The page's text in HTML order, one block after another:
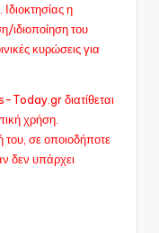
η
ιδιοποίηση του
κυρώσεις για
Today.gr διατίθεται
χρήση.
σε οποιοδήποτε
δεν υπάρχει